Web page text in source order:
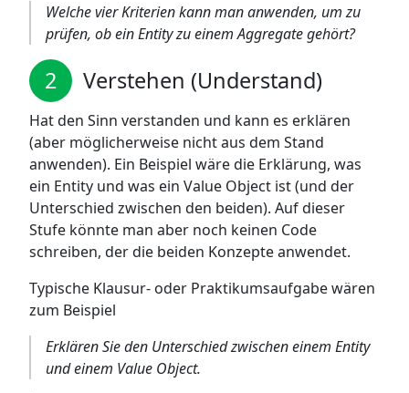
Welche vier Kriterien kann man anwenden, um zu
prüfen, ob ein Entity zu einem Aggregate gehört?
Verstehen (Understand)
Hat den Sinn verstanden und kann es erklären
(aber möglicherweise nicht aus dem Stand
anwenden). Ein Beispiel wäre die Erklärung, was
ein Entity und was ein Value Object ist (und der
Unterschied zwischen den beiden). Auf dieser
Stufe könnte man aber noch keinen Code
schreiben, der die beiden Konzepte anwendet.
Typische Klausur- oder Praktikumsaufgabe wären
zum Beispiel
Erklären Sie den Unterschied zwischen einem Entity
und einem Value Object.